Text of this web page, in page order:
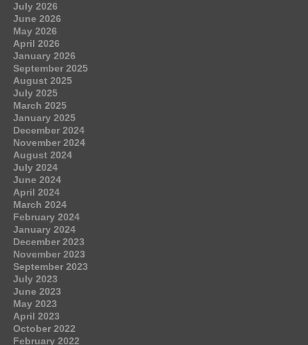
July 2026
June 2026
May 2026
April 2026
January 2026
September 2025
August 2025
July 2025
March 2025
January 2025
December 2024
November 2024
August 2024
July 2024
June 2024
April 2024
March 2024
February 2024
January 2024
December 2023
November 2023
September 2023
July 2023
June 2023
May 2023
April 2023
October 2022
February 2022